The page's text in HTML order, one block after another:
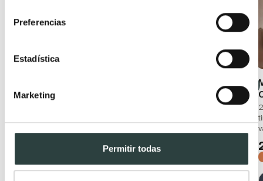
Preferencias
Estadística
Marketing
Permitir todas
Campoaras Aqua
245,97€292,82€
+ 13
289,73€349,07€
−17%